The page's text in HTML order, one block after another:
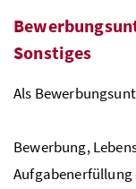
Sonstiges
Als
Bewerbung,
Aufgabenerfüllung